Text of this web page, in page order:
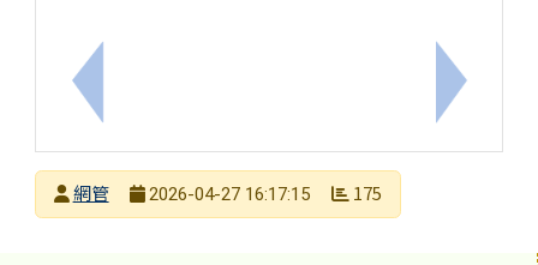
上一筆：校園變電箱觸電之意外事件宣導 下一筆：
發布者
網管
2026-04-27 16:17:15 175